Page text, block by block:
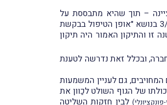
– תוך שהיא מתבססת על
ועל הוראת ביצוע מספר 3/2018 בנושא "אופן הטיפול בבקשת
זו והתיקון האמור היה תיקון
ובכלל זאת נדרשה לטענת
גם לעניין המשמעות
מצוי ביכולתו של הגוף השולט לכַוון את
לבין חזקות הַשליטה